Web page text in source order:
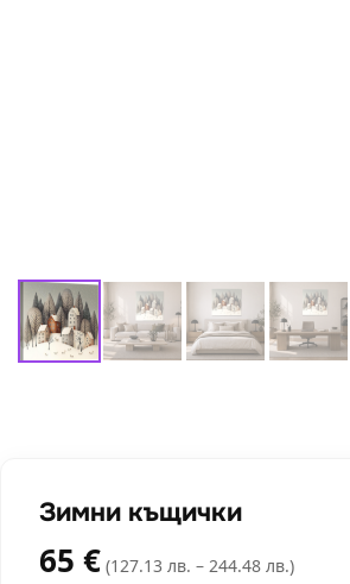
Зимни къщички
65 € (127.13 лв. – 244.48 лв.)